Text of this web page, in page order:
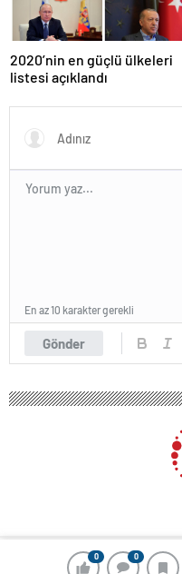
0 0
2020’nin en güçlü ülkeleri
listesi açıklandı
Gönder
En az 10 karakter gerekli